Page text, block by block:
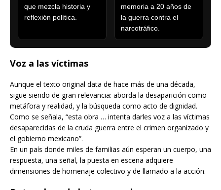
que mezcla historia y
reflexión política.
memoria a 20 años de
la guerra contra el
narcotráfico.
Voz a las víctimas
Aunque el texto original data de hace más de una década,
sigue siendo de gran relevancia: aborda la desaparición como
metáfora y realidad, y la búsqueda como acto de dignidad.
Como se señala, “esta obra … intenta darles voz a las víctimas
desaparecidas de la cruda guerra entre el crimen organizado y
el gobierno mexicano”.
En un país donde miles de familias aún esperan un cuerpo, una
respuesta, una señal, la puesta en escena adquiere
dimensiones de homenaje colectivo y de llamado a la acción.